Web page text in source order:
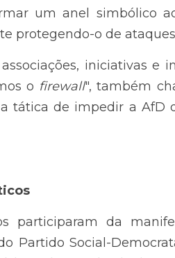
ataques da extrema direita.
iniciativas e
", também chamado no jargão
se aliar a outras legendas na
(SPD) do
partido.
Lisa Paus, do Partido